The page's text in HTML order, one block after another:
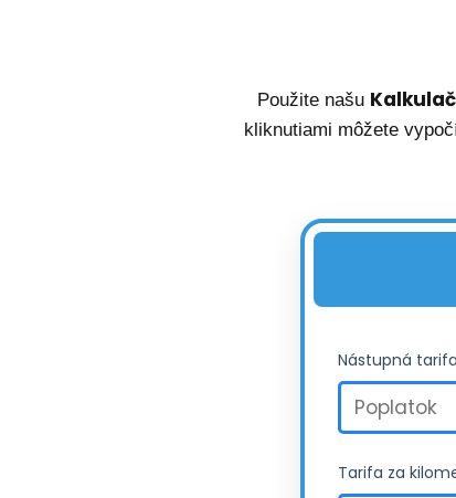
Použite našu
kliknutiami môžete
Nástupná
Tarifa za